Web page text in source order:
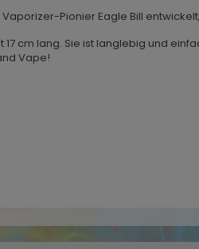
Pionier Eagle Bill
cm lang. Sie ist langlebig und
Vape!